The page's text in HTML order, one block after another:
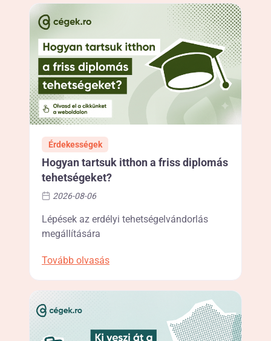
Érdekességek
Hogyan tartsuk itthon a friss diplomás
tehetségeket?
2026-08-06
Lépések az erdélyi tehetségelvándorlás
megállítására
Tovább olvasás